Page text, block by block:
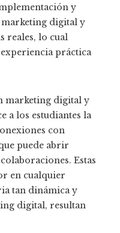
y
marketing digital y
reales, lo cual
práctica
marketing digital y
a los estudiantes la
con
puede abrir
Estas
en cualquier
tan dinámica y
digital, resultan